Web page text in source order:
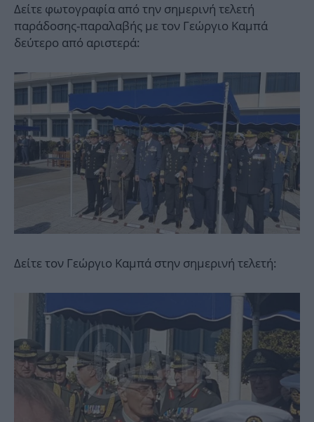
Δείτε φωτογραφία από την σημερινή τελετή
παράδοσης-παραλαβής με τον Γεώργιο Καμπά
δεύτερο από αριστερά:
Δείτε τον Γεώργιο Καμπά στην σημερινή τελετή: